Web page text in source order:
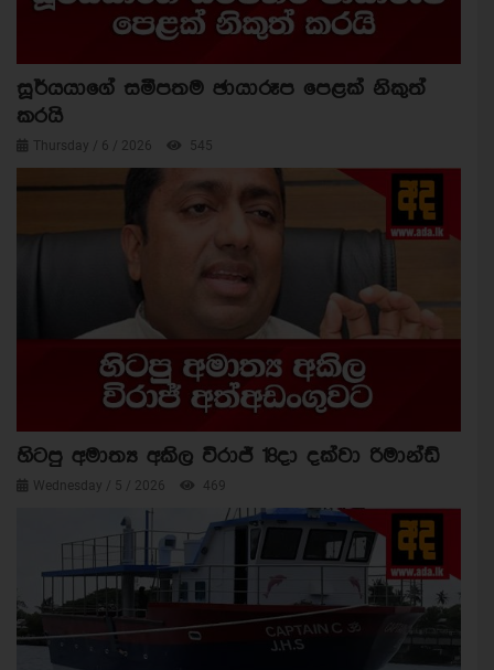
සූර්යයාගේ සමීපතම ඡායාරූප පෙළක් නිකුත්
කරයි
Thursday / 6 / 2026 545
හිටපු අමාත්‍ය අකිල විරාජ් 18දා දක්වා රිමාන්ඩ්
Wednesday / 5 / 2026 469